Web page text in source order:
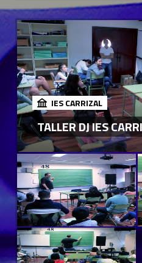
IES CARRIZAL
TALLER DJ IES